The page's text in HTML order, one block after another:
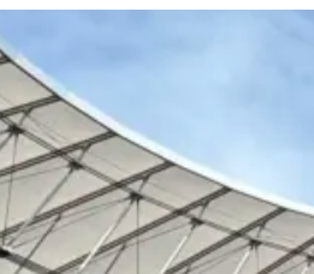
i Spanien:
Fodboldispanien.dk
kampprogram og den ægte
identitet. Det er ikke kun